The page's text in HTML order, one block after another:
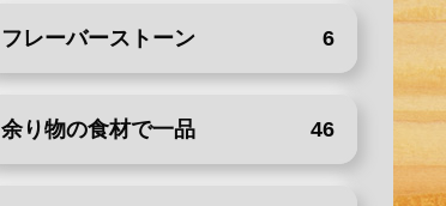
フレーバーストーン 6
余り物の食材で一品 46